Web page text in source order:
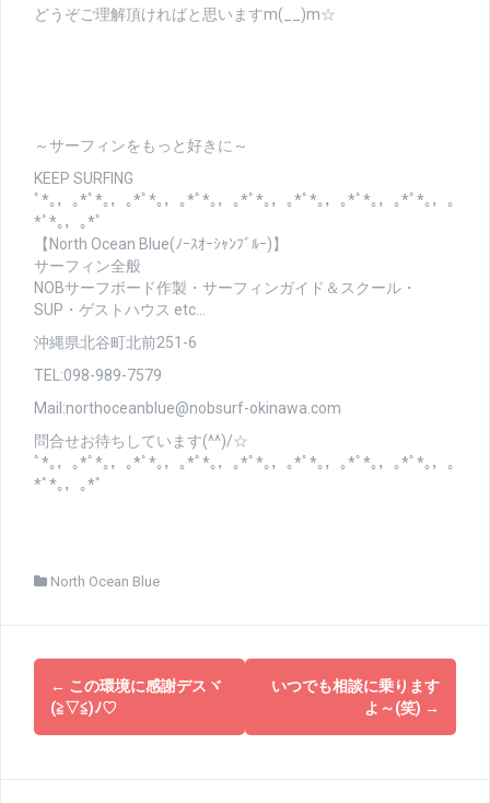
どうぞご理解頂ければと思いますm(__)m☆
～サーフィンをもっと好きに～
KEEP SURFING
ﾟ*｡，｡*ﾟ*｡，｡*ﾟ*｡，｡*ﾟ*｡，｡*ﾟ*｡，｡*ﾟ*｡，｡*ﾟ*｡，｡*ﾟ*｡，｡
*ﾟ*｡，｡*ﾟ
【North Ocean Blue(ﾉｰｽｵｰｼｬﾝﾌﾞﾙｰ)】
サーフィン全般
NOBサーフボード作製・サーフィンガイド＆スクール・
SUP・ゲストハウス etc…
沖縄県北谷町北前251-6
TEL:098-989-7579
Mail:northoceanblue@nobsurf-okinawa.com
問合せお待ちしています(^^)/☆
ﾟ*｡，｡*ﾟ*｡，｡*ﾟ*｡，｡*ﾟ*｡，｡*ﾟ*｡，｡*ﾟ*｡，｡*ﾟ*｡，｡*ﾟ*｡，｡
*ﾟ*｡，｡*ﾟ
North Ocean Blue
投
稿
← この環境に感謝デスヾ
(≧▽≦)ﾉ♡
いつでも相談に乗ります
よ～(笑) →